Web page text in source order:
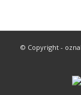
© Copyright -